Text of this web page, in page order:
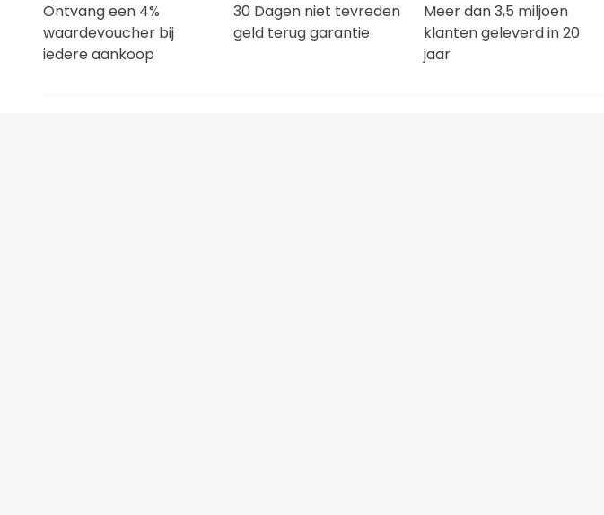
Ontvang een 4%
waardevoucher bij
iedere aankoop
30 Dagen niet tevreden
geld terug garantie
Meer dan 3,5 miljoen
klanten geleverd in 20
jaar